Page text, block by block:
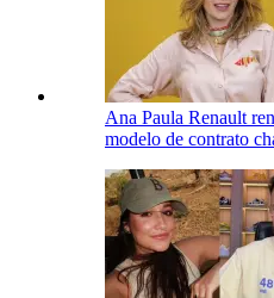
Ana Paula Renault
modelo de contrato